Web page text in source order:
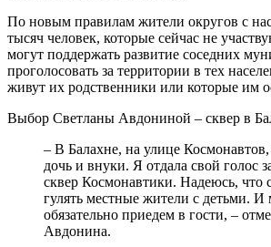
По новым правилам жители округов с
тысяч человек, которые сейчас не
могут поддержать развитие соседних
проголосовать за территории в тех
живут их родственники или которые им
Выбор Светланы Авдониной – сквер в
– В Балахне, на улице
дочь и внуки. Я отдала свой голос
сквер Космонавтики. Надеюсь, что
гулять местные жители с детьми.
обязательно приедем в гости, –
Авдонина.